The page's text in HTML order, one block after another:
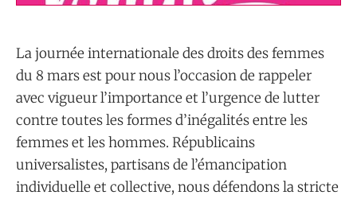
La journée internationale des droits des femmes
du 8 mars est pour nous l’occasion de rappeler
avec vigueur l’importance et l’urgence de lutter
contre toutes les formes d’inégalités entre les
femmes et les hommes. Républicains
universalistes, partisans de l’émancipation
individuelle et collective, nous défendons la stricte